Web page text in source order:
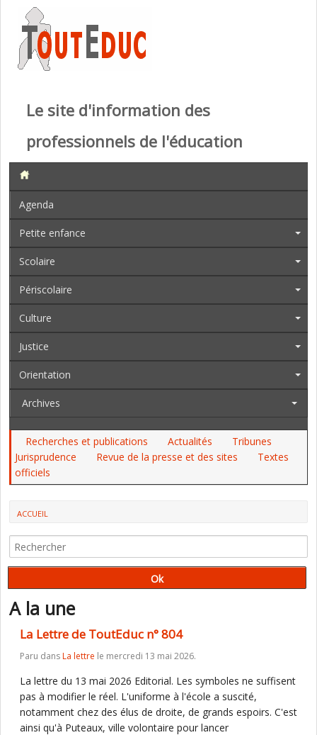
Le site d'information des
professionnels de l'éducation
Agenda
Petite enfance
Scolaire
Périscolaire
Culture
Justice
Orientation
Archives
Recherches et publications Actualités
Tribunes
Jurisprudence
Revue de la presse et des sites
Textes
officiels
ACCUEIL
A la une
La Lettre de ToutEduc n° 804
Paru dansLa lettre le mercredi 13 mai 2026.
La lettre du 13 mai 2026 Editorial. Les symboles ne suffisent
pas à modifier le réel. L'uniforme à l'école a suscité,
notamment chez des élus de droite, de grands espoirs. C'est
ainsi qu'à Puteaux, ville volontaire pour lancer